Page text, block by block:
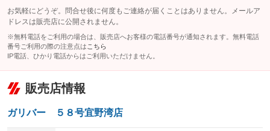
お気軽にどうぞ。問合せ後に何度もご連絡が届くことはありません。メールア
ドレスは販売店に公開されません。
※無料電話をご利用の場合は、販売店へお客様の電話番号が通知されます。無料電話
番号ご利用の際の注意点は こちら
IP電話、ひかり電話からはご利用いただけません。
販売店情報
ガリバー ５８号宜野湾店